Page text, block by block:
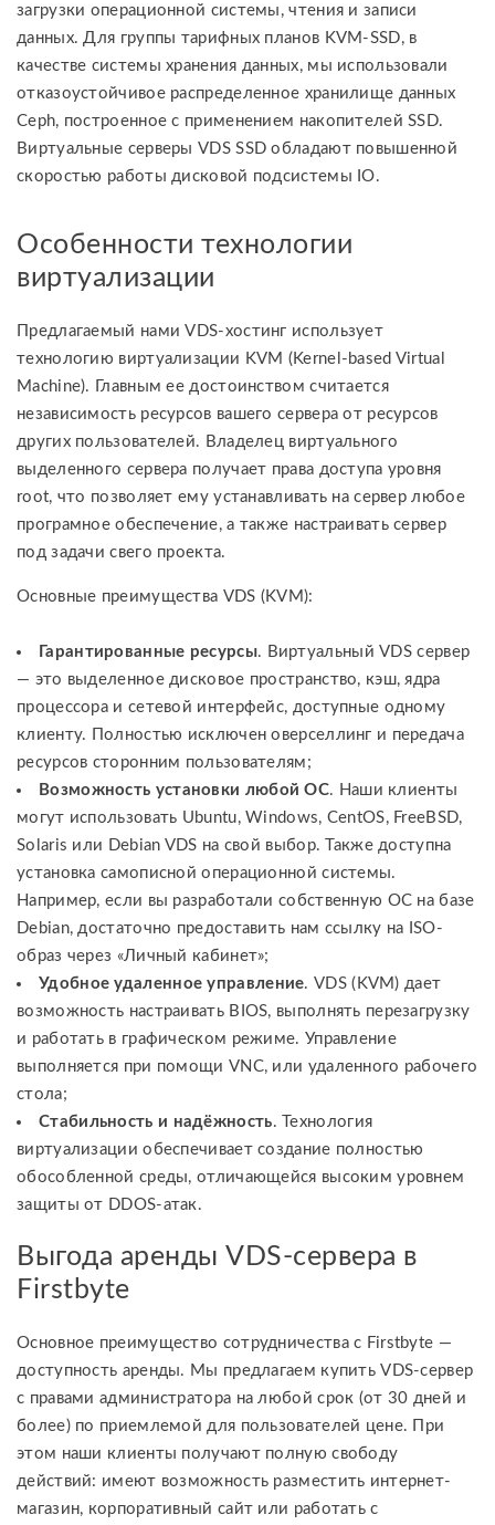
загрузки операционной системы, чтения и записи
данных. Для группы тарифных планов KVM-SSD, в
качестве системы хранения данных, мы использовали
отказоустойчивое распределенное хранилище данных
Ceph, построенное с применением накопителей SSD.
Виртуальные серверы VDS SSD обладают повышенной
скоростью работы дисковой подсистемы IO.
Особенности технологии
виртуализации
Предлагаемый нами VDS-хостинг использует
технологию виртуализации KVM (Kernel-based Virtual
Machine). Главным ее достоинством считается
независимость ресурсов вашего сервера от ресурсов
других пользователей. Владелец виртуального
выделенного сервера получает права доступа уровня
root, что позволяет ему устанавливать на сервер любое
програмное обеспечение, а также настраивать сервер
под задачи свего проекта.
Основные преимущества VDS (KVM):
Гарантированные ресурсы. Виртуальный VDS сервер
— это выделенное дисковое пространство, кэш, ядра
процессора и сетевой интерфейс, доступные одному
клиенту. Полностью исключен оверселлинг и передача
ресурсов сторонним пользователям;
Возможность установки любой ОС. Наши клиенты
могут использовать Ubuntu, Windows, CentOS, FreeBSD,
Solaris или Debian VDS на свой выбор. Также доступна
установка самописной операционной системы.
Например, если вы разработали собственную ОС на базе
Debian, достаточно предоставить нам ссылку на ISO-
образ через «Личный кабинет»;
Удобное удаленное управление. VDS (KVM) дает
возможность настраивать BIOS, выполнять перезагрузку
и работать в графическом режиме. Управление
выполняется при помощи VNC, или удаленного рабочего
стола;
Стабильность и надёжность. Технология
виртуализации обеспечивает создание полностью
обособленной среды, отличающейся высоким уровнем
защиты от DDOS-атак.
Выгода аренды VDS-сервера в
Firstbyte
Основное преимущество сотрудничества с Firstbyte —
доступность аренды. Мы предлагаем купить VDS-сервер
с правами администратора на любой срок (от 30 дней и
более) по приемлемой для пользователей цене. При
этом наши клиенты получают полную свободу
действий: имеют возможность разместить интернет-
магазин, корпоративный сайт или работать с